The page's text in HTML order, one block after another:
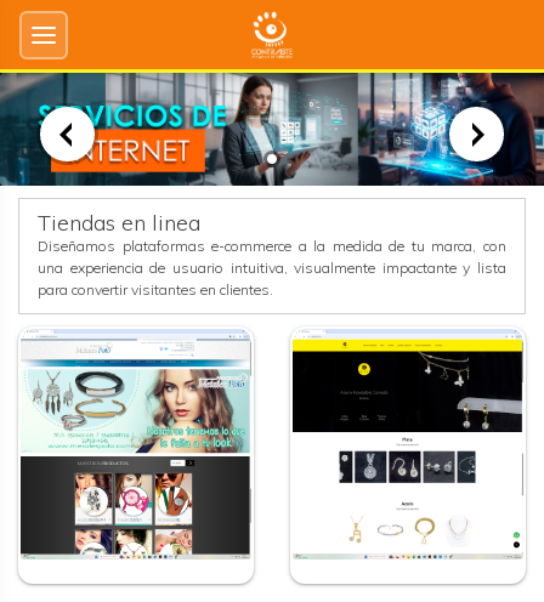
Tiendas en linea
Diseñamos plataformas e-commerce a la medida de tu marca, con
una experiencia de usuario intuitiva, visualmente impactante y lista
para convertir visitantes en clientes.